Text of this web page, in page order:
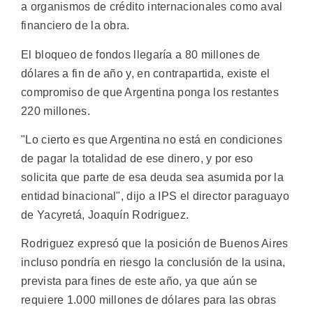
a organismos de crédito internacionales como aval
financiero de la obra.
El bloqueo de fondos llegaría a 80 millones de
dólares a fin de año y, en contrapartida, existe el
compromiso de que Argentina ponga los restantes
220 millones.
"Lo cierto es que Argentina no está en condiciones
de pagar la totalidad de ese dinero, y por eso
solicita que parte de esa deuda sea asumida por la
entidad binacional", dijo a IPS el director paraguayo
de Yacyretá, Joaquín Rodriguez.
Rodriguez expresó que la posición de Buenos Aires
incluso pondría en riesgo la conclusión de la usina,
prevista para fines de este año, ya que aún se
requiere 1.000 millones de dólares para las obras